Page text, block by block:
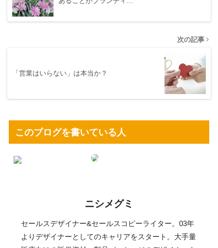
次の記事
「営業はいらない」は本当か？
このブログを書いている人
ニシメグミ
セールスデザイナー&セールスコピーライター。03年
よりデザイナーとしてのキャリアをスタート。大手量